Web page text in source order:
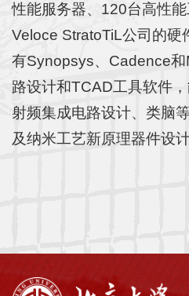
况
系
中
心
性能服务器、120台高性能
Veloce StratoTiL公司的硬
有Synopsys、Cadence
路设计和TCAD工具软件
射频集成电路设计、类脑
及纳米工艺新原理器件设计